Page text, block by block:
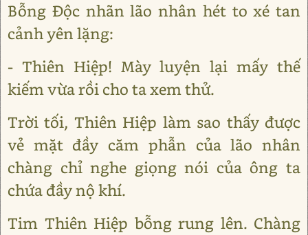
Bỗng Độc nhãn lão nhân hét to xé tan
cảnh yên lặng:
- Thiên Hiệp! Mày luyện lại mấy thế
kiếm vừa rồi cho ta xem thử.
Trời tối, Thiên Hiệp làm sao thấy được
vẻ mặt đầy căm phẫn của lão nhân
chàng chỉ nghe giọng nói của ông ta
chứa đầy nộ khí.
Tim Thiên Hiệp bỗng rung lên. Chàng